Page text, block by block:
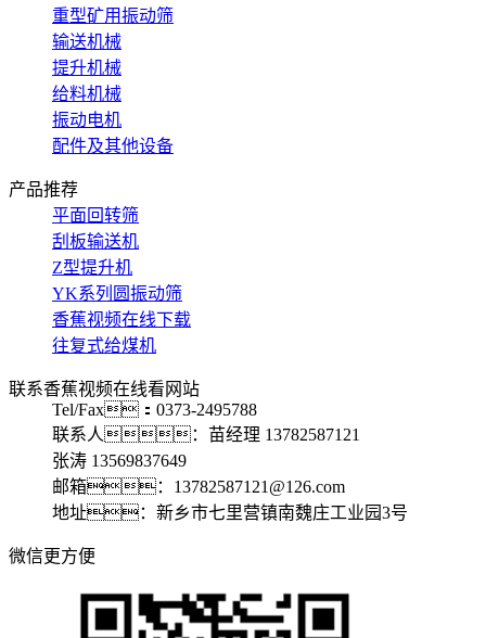
重型矿用振动筛
输送机械
提升机械
给料机械
振动电机
配件及其他设备
产品推荐
平面回转筛
刮板输送机
Z型提升机
YK系列圆振动筛
香蕉视频在线下载
往复式给煤机
联系香蕉视频在线看网站
Tel/Fax：0373-2495788
联系人：苗经理 13782587121
张涛 13569837649
邮箱：13782587121@126.com
地址：新乡市七里营镇南魏庄工业园3号
微信更方便